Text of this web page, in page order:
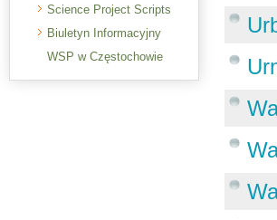
Science Project Scripts
Biuletyn Informacyjny
WSP w Częstochowie